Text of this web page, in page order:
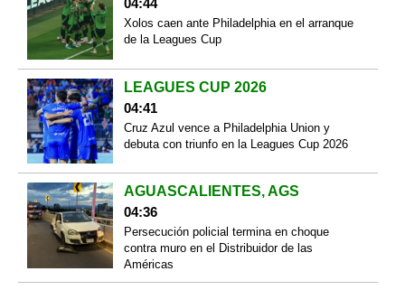
04:44
Xolos caen ante Philadelphia en el arranque
de la Leagues Cup
LEAGUES CUP 2026
04:41
Cruz Azul vence a Philadelphia Union y
debuta con triunfo en la Leagues Cup 2026
AGUASCALIENTES, AGS
04:36
Persecución policial termina en choque
contra muro en el Distribuidor de las
Américas